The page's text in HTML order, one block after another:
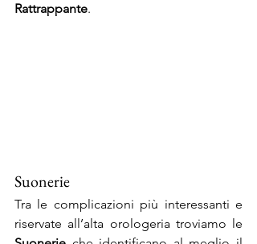
Rattrappante.
Suonerie
Tra le complicazioni più interessanti e